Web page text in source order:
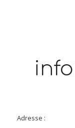
Adresse :